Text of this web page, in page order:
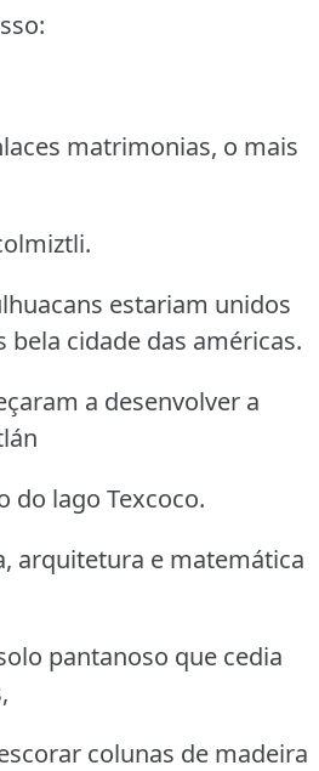
matrimonias, o mais
estariam unidos
bela cidade das américas.
a desenvolver a
do lago Texcoco.
arquitetura e matemática
pantanoso que cedia
colunas de madeira